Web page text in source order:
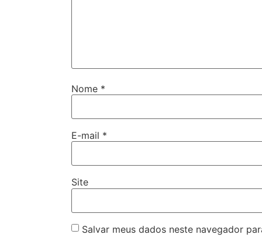
Nome *
E-mail *
Site
Salvar meus dados neste navegador